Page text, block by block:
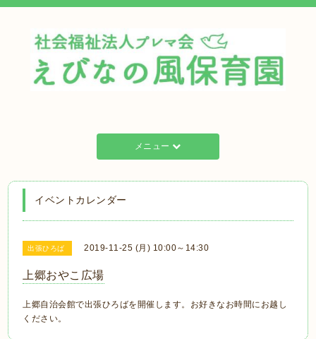
メニュー
イベントカレンダー
出張ひろば 2019-11-25 (月) 10:00～14:30
上郷おやこ広場
上郷自治会館で出張ひろばを開催します。お好きなお時間にお越し
ください。